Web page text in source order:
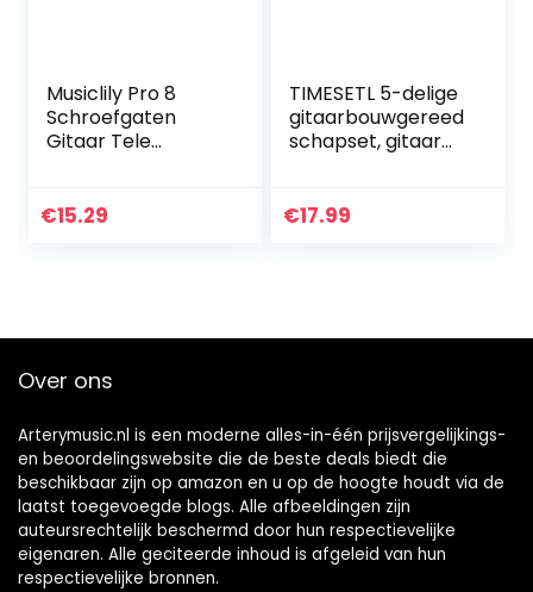
Musiclily Pro 8
Schroefgaten
Gitaar Tele
Telecaster, 4-
€15.29
TIMESETL 5-delige
gitaarbouwgereed
schapset, gitaar
Luthiers tool incl.
€17.99
Over ons
Arterymusic.nl is een moderne alles-in-één prijsvergelijkings-
en beoordelingswebsite die de beste deals biedt die
beschikbaar zijn op amazon en u op de hoogte houdt via de
laatst toegevoegde blogs. Alle afbeeldingen zijn
auteursrechtelijk beschermd door hun respectievelijke
eigenaren. Alle geciteerde inhoud is afgeleid van hun
respectievelijke bronnen.